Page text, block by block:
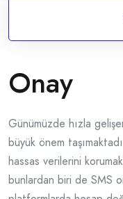
Onay
Günümüzde hızla
büyük önem
hassas verilerini
bunlardan biri de SMS